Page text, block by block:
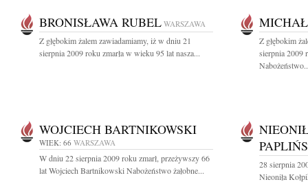
BRONISŁAWA RUBEL WARSZAWA
Z głębokim żalem zawiadamiamy, iż w dniu 21
sierpnia 2009 roku zmarła w wieku 95 lat nasza...
Z głębokim
sierpnia 2009
WOJCIECH BARTNIKOWSKI
WIEK: 66 WARSZAWA
W dniu 22 sierpnia 2009 roku zmarł, przeżywszy 66
lat Wojciech Bartnikowski Nabożeństwo żałobne...
28 sierpnia
Nieoniła